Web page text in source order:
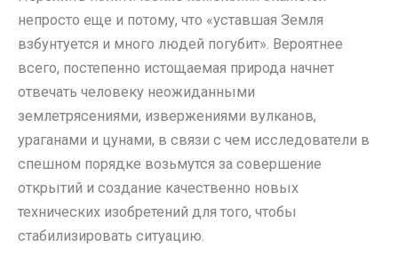
непросто еще и потому, что «уставшая Земля
взбунтуется и много людей погубит». Вероятнее
всего, постепенно истощаемая природа начнет
отвечать человеку неожиданными
землетрясениями, извержениями вулканов,
ураганами и цунами, в связи с чем исследователи в
спешном порядке возьмутся за совершение
открытий и создание качественно новых
технических изобретений для того, чтобы
стабилизировать ситуацию.